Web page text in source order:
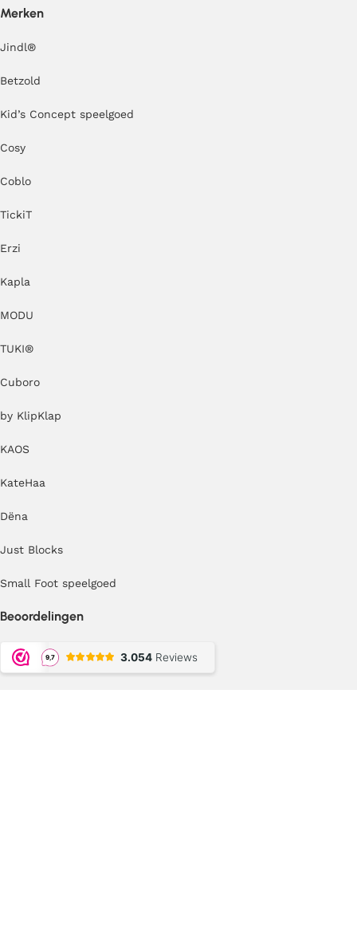
Merken
Jindl®
Betzold
Kid’s Concept speelgoed
Cosy
Coblo
TickiT
Erzi
Kapla
MODU
TUKI®
Cuboro
by KlipKlap
KAOS
KateHaa
Dëna
Just Blocks
Small Foot speelgoed
Beoordelingen